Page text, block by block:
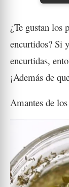
¿Te gustan los
encurtidos? Si
encurtidas,
¡Además de
Amantes de